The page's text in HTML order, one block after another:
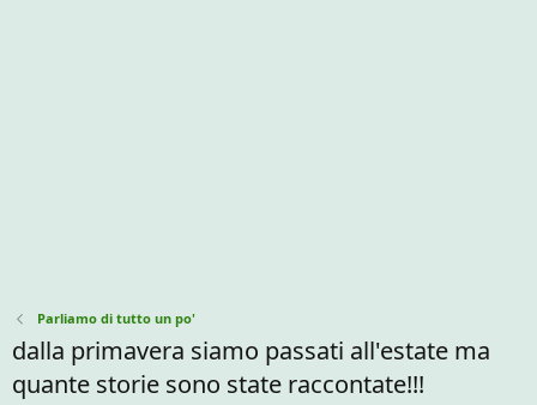
Parliamo di tutto un po'
dalla primavera siamo passati all'estate ma
quante storie sono state raccontate!!!